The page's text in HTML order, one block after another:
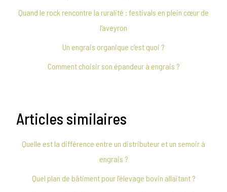
Quand le rock rencontre la ruralité : festivals en plein cœur de
l’aveyron
Un engrais organique c’est quoi ?
Comment choisir son épandeur à engrais ?
Articles similaires
Quelle est la différence entre un distributeur et un semoir à
engrais ?
Quel plan de bâtiment pour l’élevage bovin allaitant ?